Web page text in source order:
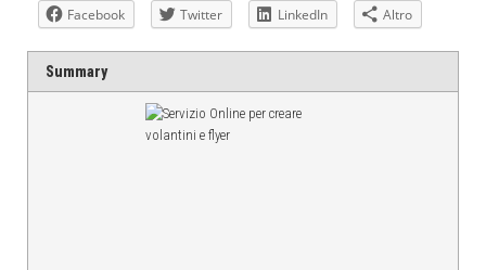
Facebook Twitter LinkedIn Altro
Summary